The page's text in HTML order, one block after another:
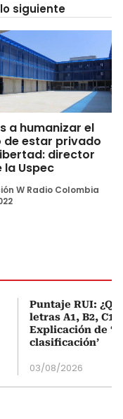
siguiente
a humanizar el
de estar privado
director
la Uspec
W Radio Colombia
Puntaje RUI:
letras A1, B2, C1
Explicación de
clasificación’
03/08/2026